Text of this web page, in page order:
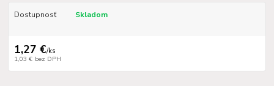
Dostupnosť Skladom
1,27 €/ks
1,03 € bez DPH